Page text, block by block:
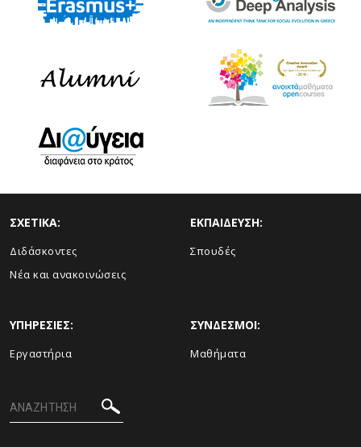
ΣΧΕΤΙΚΑ:
Διδάσκοντες
Νέα και ανακοινώσεις
ΕΚΠΑΙΔΕΥΣΗ:
Σπουδές
ΥΠΗΡΕΣΙΕΣ:
Εργαστήρια
ΣΥΝΔΕΣΜΟΙ:
Μαθήματα